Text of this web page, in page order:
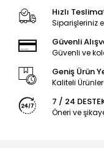
Hızlı
Siparişleriniz
Güvenli
Güvenli ve
Geniş Ürün
Kaliteli
7 / 24
Öneri ve